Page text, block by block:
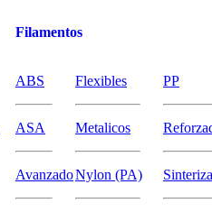
Filamentos
ABS
ASA
Avanzado
Flexibles
Metalicos
Nylon (PA)
PP